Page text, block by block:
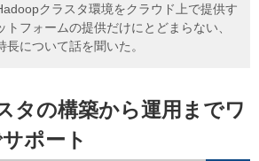
クラスタ環境をクラウド上で提供す
トフォームの提供だけにとどまらない、
について話を聞いた。
タの構築から運用までワ
ポート